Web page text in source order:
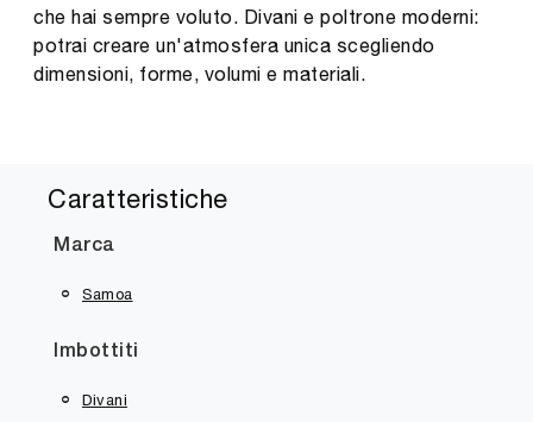
che hai sempre voluto. Divani e poltrone moderni:
potrai creare un'atmosfera unica scegliendo
dimensioni, forme, volumi e materiali.
Caratteristiche
Marca
Samoa
Imbottiti
Divani